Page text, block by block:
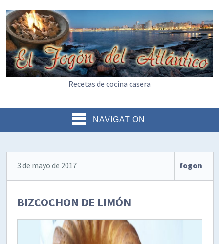
Recetas de cocina casera
NAVIGATION
3 de mayo de 2017 fogon
BIZCOCHON DE LIMÓN